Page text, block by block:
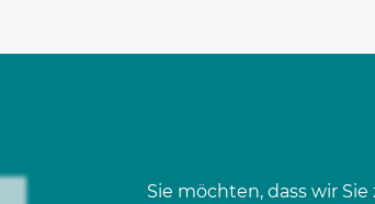
Sie möchten, dass wir